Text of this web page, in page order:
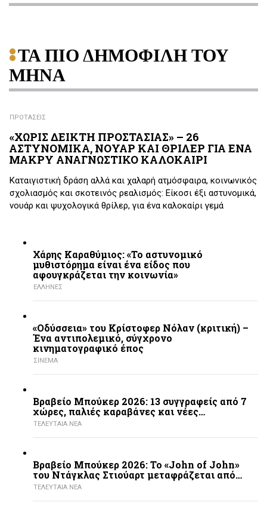
ΤΑ ΠΙΟ ΔΗΜΟΦΙΛΗ ΤΟΥ
ΜΗΝΑ
ΠΡΟΤΑΣΕΙΣ
«ΧΩΡΙΣ ΔΕΙΚΤΗ ΠΡΟΣΤΑΣΙΑΣ» – 26
ΑΣΤΥΝΟΜΙΚΑ, ΝΟΥΑΡ ΚΑΙ ΘΡΙΛΕΡ ΓΙΑ ΕΝΑ
ΜΑΚΡΥ ΑΝΑΓΝΩΣΤΙΚΟ ΚΑΛΟΚΑΙΡΙ
Καταιγιστική δράση αλλά και χαλαρή ατμόσφαιρα, κοινωνικός
σχολιασμός και σκοτεινός ρεαλισμός: Είκοσι έξι αστυνομικά,
νουάρ και ψυχολογικά θρίλερ, για ένα καλοκαίρι γεμά
Χάρης Καραθύμιος: «Το αστυνομικό
μυθιστόρημα είναι ένα είδος που
αφουγκράζεται την κοινωνία»
ΕΛΛΗΝΕΣ
«Οδύσσεια» του Κρίστοφερ Νόλαν (κριτική) –
Ένα αντιπολεμικό, σύγχρονο
κινηματογραφικό έπος
ΣΙΝΕΜΑ
Βραβείο Μπούκερ 2026: 13 συγγραφείς από 7
χώρες, παλιές καραβάνες και νέες…
ΤΕΛΕΥΤΑΙΑ ΝΕΑ
Βραβείο Μπούκερ 2026: Το «John of John»
του Ντάγκλας Στιούαρτ μεταφράζεται από…
ΤΕΛΕΥΤΑΙΑ ΝΕΑ